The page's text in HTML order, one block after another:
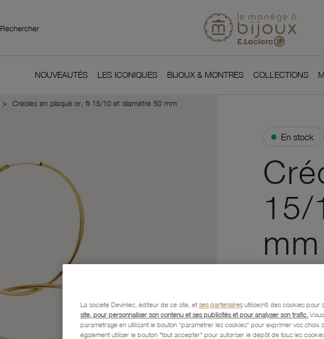
Rechercher
NOUVEAUTÉS LES ICONIQUES BIJOUX & MONTRES COLLECTIONS
Créoles en plaqué or, fil 15/10 et diamètre 50 mm
● En stock
15/
mm
Description
La société Devinlec, éditeur de ce site, et ses partenairesutilise(nt) des cookies pour
site, pour personnaliser son contenu et ses publicités et pour analyser son trafic.
paramétrage en utilisant le bouton “paramétrer les cookies” pour exprimer vos choix
également utiliser le bouton "tout accepter" pour autoriser le dépôt de tous les